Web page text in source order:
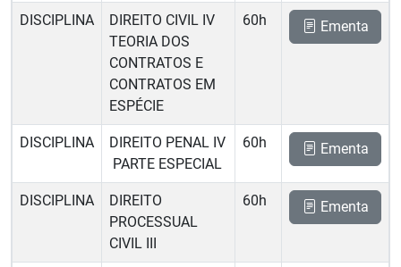
DISCIPLINA
DIREITO CIVIL IV 
TEORIA DOS
CONTRATOS E
CONTRATOS EM
ESPÉCIE
60h Ementa
DISCIPLINA
DIREITO PENAL IV
 PARTE ESPECIAL
60h Ementa
DISCIPLINA
DIREITO
PROCESSUAL
CIVIL III
60h Ementa